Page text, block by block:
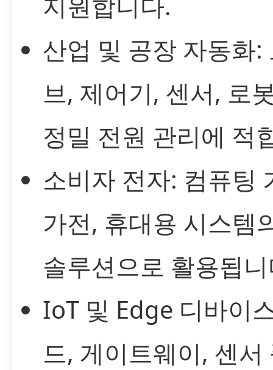
산업 및 공장 자동화:
브, 제어기, 센서, 로
정밀 전원 관리에 적
소비자 전자: 컴퓨팅
가전, 휴대용 시스템
솔루션으로 활용됩
IoT 및 Edge 디바이
드, 게이트웨이, 센